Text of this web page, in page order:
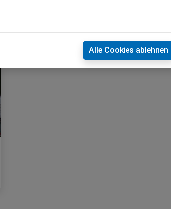
Alle Cookies ablehnen